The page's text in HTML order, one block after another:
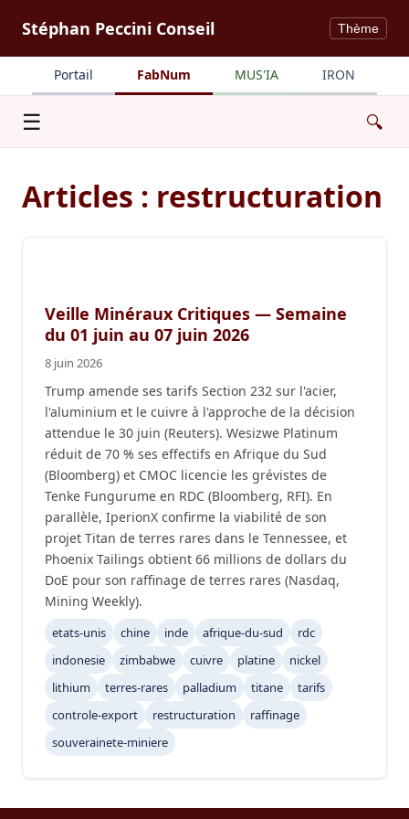
Stéphan Peccini Conseil Thème
Portail FabNum MUS'IA IRON
☰ 🔍
Articles : restructuration
Veille Minéraux Critiques — Semaine
du 01 juin au 07 juin 2026
8 juin 2026
Trump amende ses tarifs Section 232 sur l'acier,
l'aluminium et le cuivre à l'approche de la décision
attendue le 30 juin (Reuters). Wesizwe Platinum
réduit de 70 % ses effectifs en Afrique du Sud
(Bloomberg) et CMOC licencie les grévistes de
Tenke Fungurume en RDC (Bloomberg, RFI). En
parallèle, IperionX confirme la viabilité de son
projet Titan de terres rares dans le Tennessee, et
Phoenix Tailings obtient 66 millions de dollars du
DoE pour son raffinage de terres rares (Nasdaq,
Mining Weekly).
etats-unis chine inde afrique-du-sud
rdc
indonesie
zimbabwe cuivre platine
nickel
lithium
terres-rares palladium titane
tarifs
controle-export
restructuration
raffinage
souverainete-miniere